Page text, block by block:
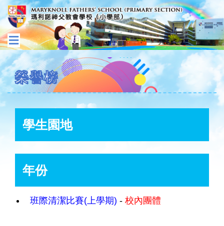
榮譽榜
學生園地
年份
班際清潔比賽(上學期) - 校內團體